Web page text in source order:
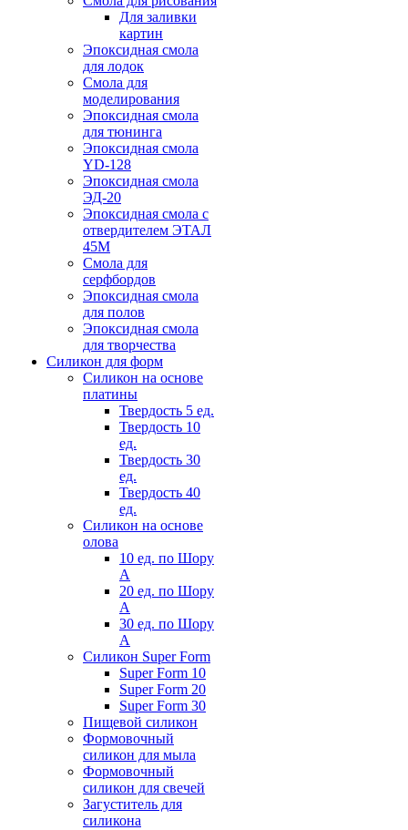
Для заливки
картин
Эпоксидная смола
для лодок
Смола для
моделирования
Эпоксидная смола
для тюнинга
Эпоксидная смола
YD-128
Эпоксидная смола
ЭД-20
Эпоксидная смола с
отвердителем ЭТАЛ
45М
Смола для
серфбордов
Эпоксидная смола
для полов
Эпоксидная смола
для творчества
Силикон для форм
Силикон на основе
платины
Твердость 5 ед.
Твердость 10
ед.
Твердость 30
ед.
Твердость 40
ед.
Силикон на основе
олова
10 ед. по Шору
А
20 ед. по Шору
А
30 ед. по Шору
А
Силикон Super Form
Super Form 10
Super Form 20
Super Form 30
Пищевой силикон
Формовочный
силикон для мыла
Формовочный
силикон для свечей
Загуститель для
силикона